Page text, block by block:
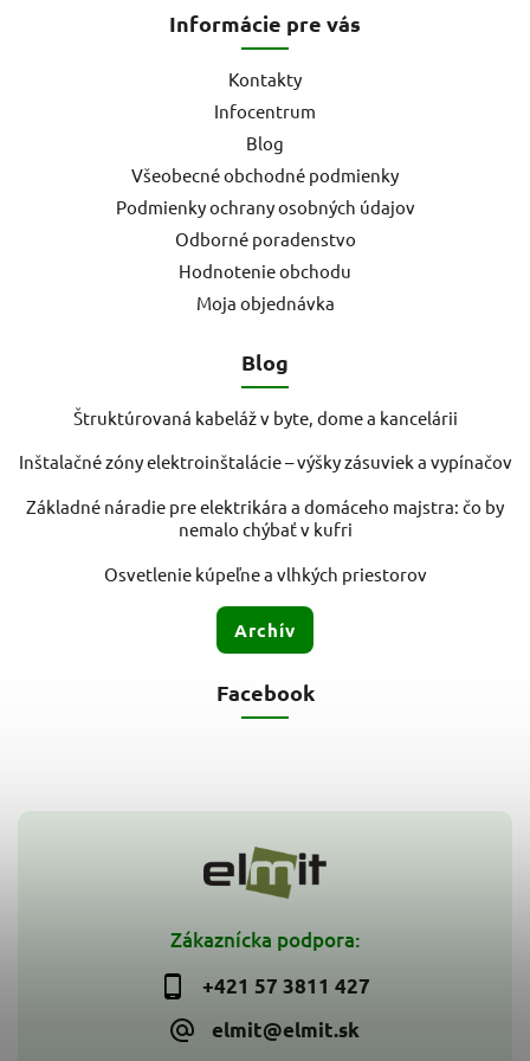
Zákaznícka podpora:
+421 57 3811 427
elmit@elmit.sk
Informácie pre vás
Kontakty
Infocentrum
Blog
Všeobecné obchodné podmienky
Podmienky ochrany osobných údajov
Odborné poradenstvo
Hodnotenie obchodu
Moja objednávka
Blog
Štruktúrovaná kabeláž v byte, dome a kancelárii
Inštalačné zóny elektroinštalácie – výšky zásuviek a vypínačov
Základné náradie pre elektrikára a domáceho majstra: čo by
nemalo chýbať v kufri
Osvetlenie kúpeľne a vlhkých priestorov
Archív
Facebook